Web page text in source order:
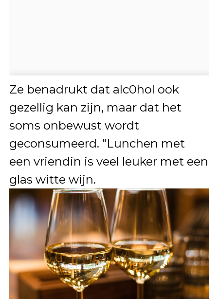
Ze benadrukt dat alc0hol ook
gezellig kan zijn, maar dat het
soms onbewust wordt
geconsumeerd. “Lunchen met
een vriendin is veel leuker met een
glas witte wijn.